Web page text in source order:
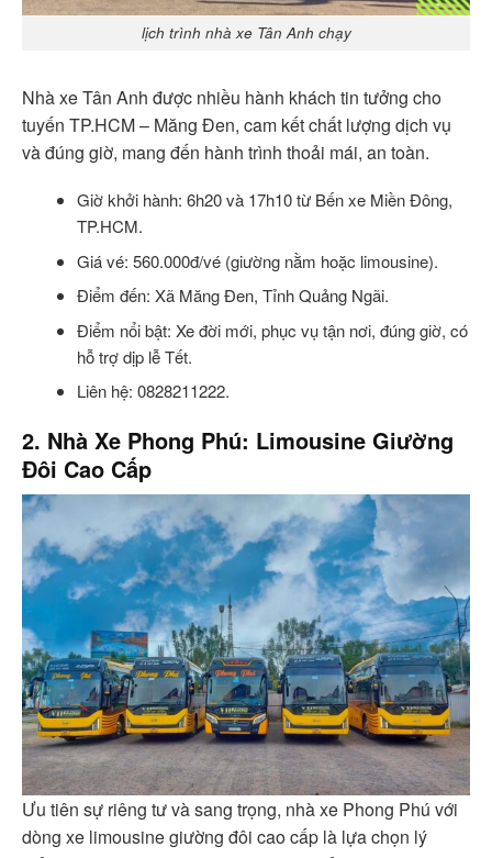
lịch trình nhà xe Tân Anh chạy
Nhà xe Tân Anh được nhiều hành khách tin tưởng cho
tuyến TP.HCM – Măng Đen, cam kết chất lượng dịch vụ
và đúng giờ, mang đến hành trình thoải mái, an toàn.
Giờ khởi hành: 6h20 và 17h10 từ Bến xe Miền Đông,
TP.HCM.
Giá vé: 560.000đ/vé (giường nằm hoặc limousine).
Điểm đến: Xã Măng Đen, Tỉnh Quảng Ngãi.
Điểm nổi bật: Xe đời mới, phục vụ tận nơi, đúng giờ, có
hỗ trợ dịp lễ Tết.
Liên hệ: 0828211222.
2. Nhà Xe Phong Phú: Limousine Giường
Đôi Cao Cấp
Ưu tiên sự riêng tư và sang trọng, nhà xe Phong Phú với
dòng xe limousine giường đôi cao cấp là lựa chọn lý